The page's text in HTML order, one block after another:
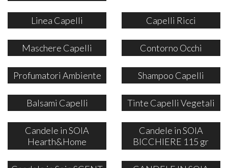
Linea Capelli Capelli Ricci
Maschere Capelli Contorno Occhi
Profumatori Ambiente Shampoo Capelli
Balsami Capelli Tinte Capelli Vegetali
Candele in SOIA
Hearth&Home
Candele in SOIA
BICCHIERE 115 gr